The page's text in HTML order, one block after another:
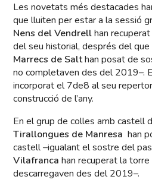
Les novetats més destacades
que lluiten per estar a la sessió
Nens del Vendrellhan
del seu historial, després del
Marrecs de Salthan posat de
no completaven des del 2019–.
incorporat el 7de8 al seu
construcció de l’any.
En el grup de colles amb castell
Tirallongues de Manresa han
castell –igualant el sostre del
Vilafranca han recuperat la
descarregaven des del 2019–.